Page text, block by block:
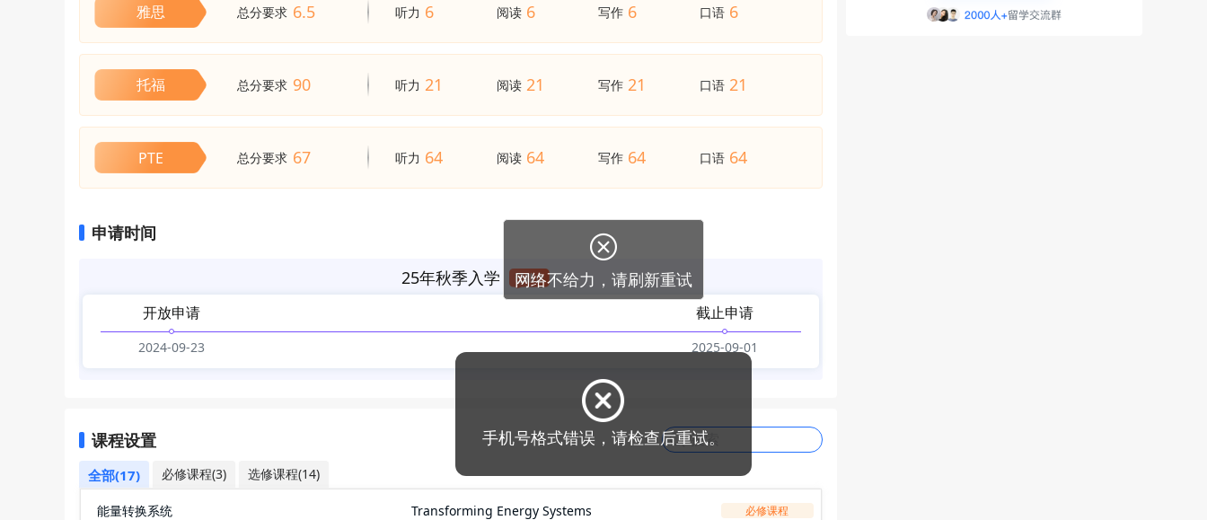
雅思 总分要求 6.5 听力 6 阅读 6 写作 6 口语 6
托福 总分要求 90 听力 21 阅读 21 写作 21 口语 21
PTE 总分要求 67 听力 64 阅读 64 写作 64 口语 64
申请时间
25年秋季入学
开放申请
2024-09-23
截止申请
2025-09-01
课程设置
全部(17) 必修课程(3) 选修课程(14)
能量转换系统 Transforming Energy Systems 必修课程
手机号格式错误，请检查后重试。